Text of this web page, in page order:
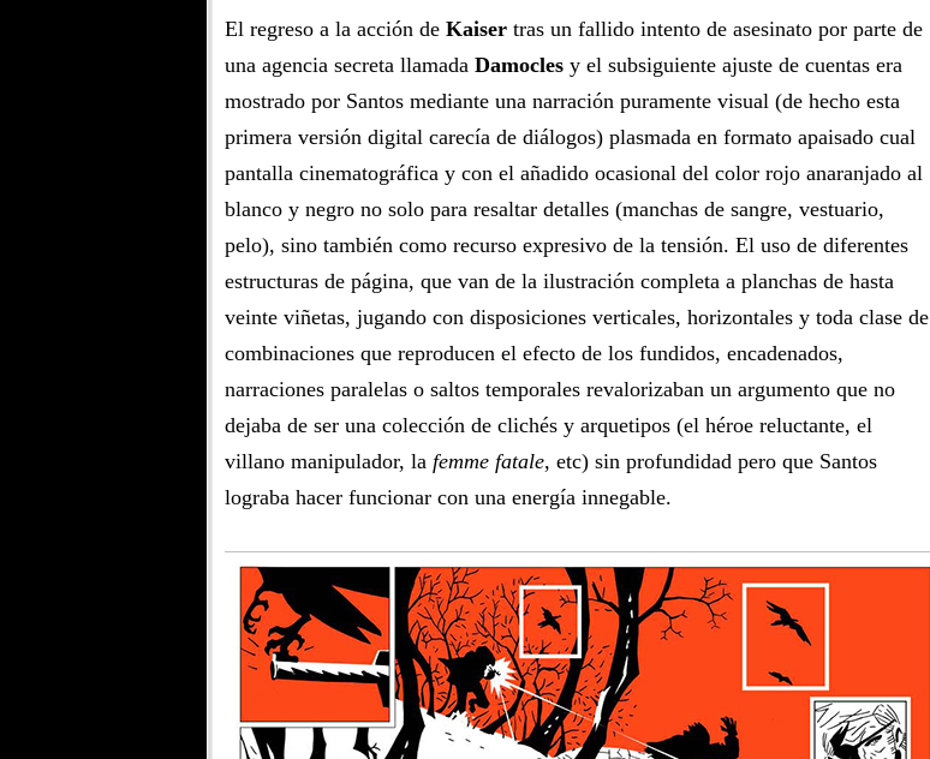
El regreso a la acción de Kaiser tras un fallido intento de asesinato por parte de
una agencia secreta llamada Damocles y el subsiguiente ajuste de cuentas era
mostrado por Santos mediante una narración puramente visual (de hecho esta
primera versión digital carecía de diálogos) plasmada en formato apaisado cual
pantalla cinematográfica y con el añadido ocasional del color rojo anaranjado al
blanco y negro no solo para resaltar detalles (manchas de sangre, vestuario,
pelo), sino también como recurso expresivo de la tensión. El uso de diferentes
estructuras de página, que van de la ilustración completa a planchas de hasta
veinte viñetas, jugando con disposiciones verticales, horizontales y toda clase de
combinaciones que reproducen el efecto de los fundidos, encadenados,
narraciones paralelas o saltos temporales revalorizaban un argumento que no
dejaba de ser una colección de clichés y arquetipos (el héroe reluctante, el
villano manipulador, la femme fatale, etc) sin profundidad pero que Santos
lograba hacer funcionar con una energía innegable.